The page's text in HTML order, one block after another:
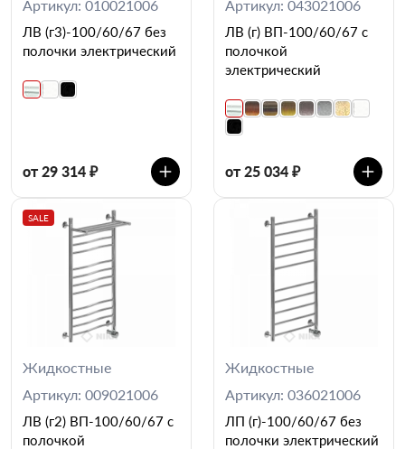
Артикул: 010021006
ЛВ (г3)-100/60/67 без
полочки электрический
от 29 314 ₽
Артикул: 043021006
ЛВ (г) ВП-100/60/67 с
полочкой
электрический
от 25 034 ₽
SALE
Жидкостные
Артикул: 009021006
ЛВ (г2) ВП-100/60/67 с
полочкой
Жидкостные
Артикул: 036021006
ЛП (г)-100/60/67 без
полочки электрический